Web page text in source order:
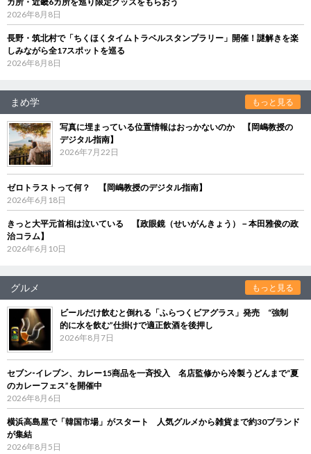
2026年8月8日
長野・筑北村で「ちくほくタイムトラベルスタンプラリー」開催！謎解きを楽
しみながら全17スポットを巡る
2026年8月8日
まめ学 もっと見る
写真に埋まっている位置情報はおっかないのか 【岡嶋教授の
デジタル指南】
2026年7月22日
ゼロトラストって何？ 【岡嶋教授のデジタル指南】
2026年6月18日
きっと大平元首相は泣いている 【政眼鏡（せいがんきょう）－本田雅俊の政
治コラム】
2026年6月10日
グルメ もっと見る
ビールだけ飲むと倒れる「ふらつくビアグラス」発売 “強制
的に水を飲む”仕掛けで適正飲酒を後押し
2026年8月7日
セブン‐イレブン、カレー15商品を一斉投入 名店監修から冷製うどんまで“夏
のカレーフェス”を開催中
2026年8月6日
横浜高島屋で「韓国市場」がスタート 人気グルメから雑貨まで約30ブランド
が集結
2026年8月5日